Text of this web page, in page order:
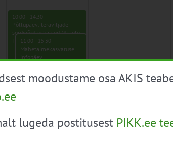
10:00 - 14:30
Põllupäev: teraviljade
sordivõrdluskatsed Maaelu
Teadmuskeskuses (Jõgeva)
11:00 - 15:30
Mahetaimekasvatuse
infopäev
moodustame osa AKIS
lugeda postitusest PIKK.ee